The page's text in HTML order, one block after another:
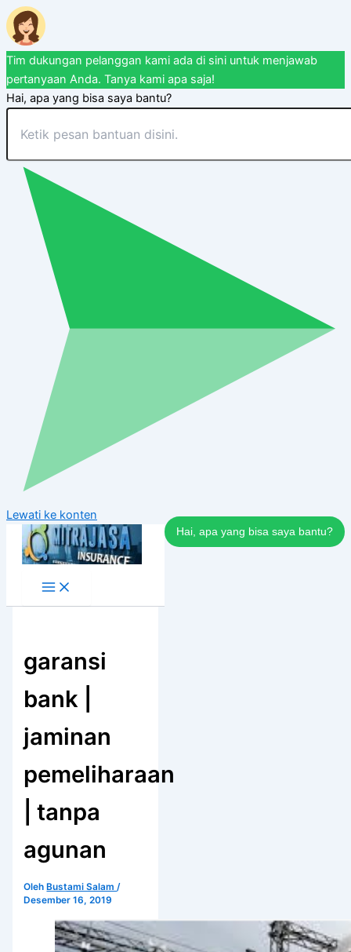
Tim dukungan pelanggan kami ada di sini untuk menjawab
pertanyaan Anda. Tanya kami apa saja!
Hai, apa yang bisa saya bantu?
Hai, apa yang bisa saya bantu?
Lewati ke konten
garansi
bank |
jaminan
pemeliharaan
| tanpa
agunan
Oleh Bustami Salam/
Desember 16, 2019